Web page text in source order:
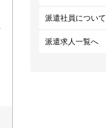
派遣社員について
派遣求人一覧へ